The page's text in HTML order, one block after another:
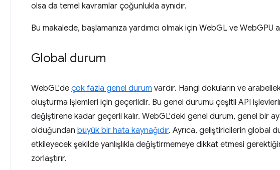
olsa da temel kavramlar çoğunlukla aynıdır.
Bu makalede, başlamanıza yardımcı olmak için WebGL ve WebGPU
Global durum
WebGL'de çok fazla genel durum vardır. Hangi dokuların ve
oluşturma işlemleri için geçerlidir. Bu genel durumu çeşitli API
değiştirene kadar geçerli kalır. WebGL'deki genel durum, genel bir
olduğundan büyük bir hata kaynağıdır. Ayrıca, geliştiricilerin global
etkileyecek şekilde yanlışlıkla değiştirmemeye dikkat etmesi
zorlaştırır.